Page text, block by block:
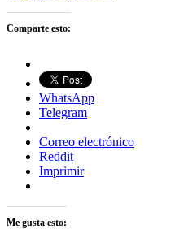
Comparte esto:
WhatsApp
Telegram
Correo electrónico
Reddit
Imprimir
Me gusta esto: